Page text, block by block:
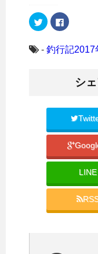
ク
リ
し
て
で
ウ
ウ
き
F
a
b
o
は
リ
ク
て
い
し
- 釣行記2017
シ
LINE